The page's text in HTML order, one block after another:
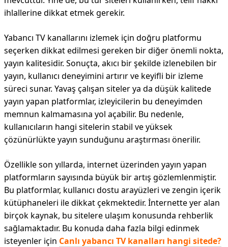
ihlallerine dikkat etmek gerekir.
Yabancı TV kanallarını izlemek için doğru platformu
seçerken dikkat edilmesi gereken bir diğer önemli nokta,
yayın kalitesidir. Sonuçta, akıcı bir şekilde izlenebilen bir
yayın, kullanıcı deneyimini artırır ve keyifli bir izleme
süreci sunar. Yavaş çalışan siteler ya da düşük kalitede
yayın yapan platformlar, izleyicilerin bu deneyimden
memnun kalmamasına yol açabilir. Bu nedenle,
kullanıcıların hangi sitelerin stabil ve yüksek
çözünürlükte yayın sunduğunu araştırması önerilir.
Özellikle son yıllarda, internet üzerinden yayın yapan
platformların sayısında büyük bir artış gözlemlenmiştir.
Bu platformlar, kullanıcı dostu arayüzleri ve zengin içerik
kütüphaneleri ile dikkat çekmektedir. İnternette yer alan
birçok kaynak, bu sitelere ulaşım konusunda rehberlik
sağlamaktadır. Bu konuda daha fazla bilgi edinmek
isteyenler için Canlı yabancı TV kanalları hangi sitede?